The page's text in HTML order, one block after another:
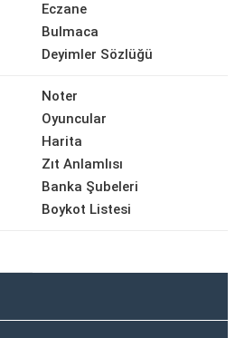
Eczane
Bulmaca
Deyimler Sözlüğü
Noter
Oyuncular
Harita
Zıt Anlamlısı
Banka Şubeleri
Boykot Listesi